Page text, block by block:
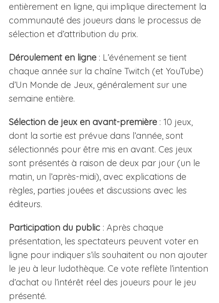
entièrement en ligne, qui implique directement la
communauté des joueurs dans le processus de
sélection et d’attribution du prix.
Déroulement en ligne: L’événement se tient
chaque année sur la chaîne Twitch (et YouTube)
d’Un Monde de Jeux, généralement sur une
semaine entière.
Sélection de jeux en avant-première: 10 jeux,
dont la sortie est prévue dans l’année, sont
sélectionnés pour être mis en avant. Ces jeux
sont présentés à raison de deux par jour (un le
matin, un l’après-midi), avec explications de
règles, parties jouées et discussions avec les
éditeurs.
Participation du public: Après chaque
présentation, les spectateurs peuvent voter en
ligne pour indiquer s’ils souhaitent ou non ajouter
le jeu à leur ludothèque. Ce vote reflète l’intention
d’achat ou l’intérêt réel des joueurs pour le jeu
présenté.